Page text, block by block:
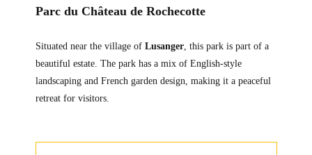
Parc du Château de Rochecotte
Situated near the village ofLusanger , this park is part of a
beautiful estate. The park has a mix of English-style
landscaping and French garden design, making it a peaceful
retreat for visitors.